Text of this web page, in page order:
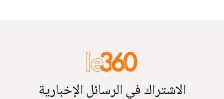
الاشتراك في الرسائل الإخبارية